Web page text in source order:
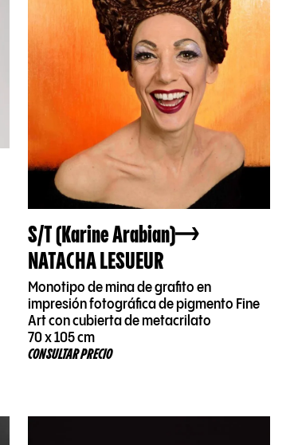
S/T (Karine Arabian)
NATACHA LESUEUR
Monotipo de mina de grafito en
impresión fotográfica de pigmento Fine
Art con cubierta de metacrilato
70 x 105 cm
CONSULTAR PRECIO